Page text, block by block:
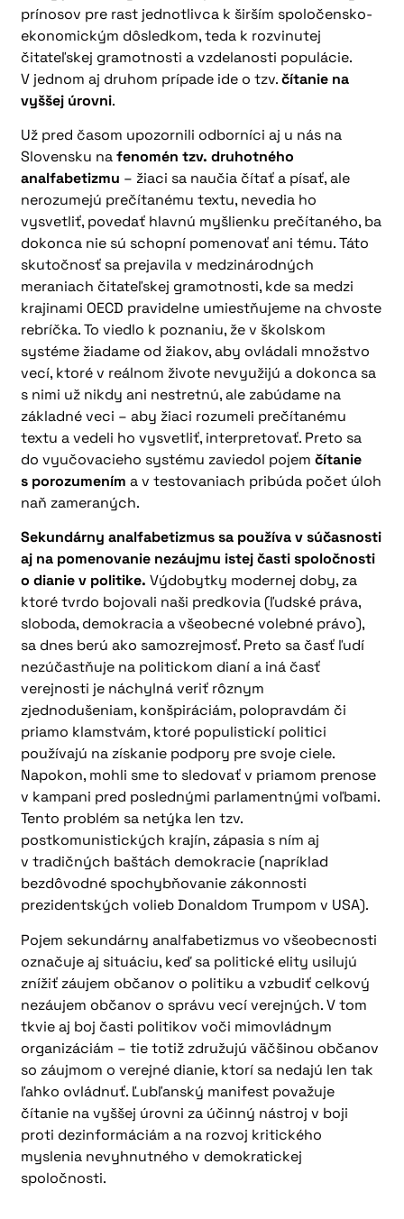
prínosov pre rast jednotlivca k širším spoločensko-
ekonomickým dôsledkom, teda k rozvinutej
čitateľskej gramotnosti a vzdelanosti populácie.
V jednom aj druhom prípade ide o tzv.čítanie na
vyššej úrovni.
Už pred časom upozornili odborníci aj u nás na
Slovensku nafenomén tzv. druhotného
analfabetizmu – žiaci sa naučia čítať a písať, ale
nerozumejú prečítanému textu, nevedia ho
vysvetliť, povedať hlavnú myšlienku prečítaného, ba
dokonca nie sú schopní pomenovať ani tému. Táto
skutočnosť sa prejavila v medzinárodných
meraniach čitateľskej gramotnosti, kde sa medzi
krajinami OECD pravidelne umiestňujeme na chvoste
rebríčka. To viedlo k poznaniu, že v školskom
systéme žiadame od žiakov, aby ovládali množstvo
vecí, ktoré v reálnom živote nevyužijú a dokonca sa
s nimi už nikdy ani nestretnú, ale zabúdame na
základné veci – aby žiaci rozumeli prečítanému
textu a vedeli ho vysvetliť, interpretovať. Preto sa
do vyučovacieho systému zaviedol pojemčítanie
s porozumením a v testovaniach pribúda počet úloh
naň zameraných.
Sekundárny analfabetizmus sa používa v súčasnosti
aj na pomenovanie nezáujmu istej časti spoločnosti
o dianie v politike.Výdobytky modernej doby, za
ktoré tvrdo bojovali naši predkovia (ľudské práva,
sloboda, demokracia a všeobecné volebné právo),
sa dnes berú ako samozrejmosť. Preto sa časť ľudí
nezúčastňuje na politickom dianí a iná časť
verejnosti je náchylná veriť rôznym
zjednodušeniam, konšpiráciám, polopravdám či
priamo klamstvám, ktoré populistickí politici
používajú na získanie podpory pre svoje ciele.
Napokon, mohli sme to sledovať v priamom prenose
v kampani pred poslednými parlamentnými voľbami.
Tento problém sa netýka len tzv.
postkomunistických krajín, zápasia s ním aj
v tradičných baštách demokracie (napríklad
bezdôvodné spochybňovanie zákonnosti
prezidentských volieb Donaldom Trumpom v USA).
Pojem sekundárny analfabetizmus vo všeobecnosti
označuje aj situáciu, keď sa politické elity usilujú
znížiť záujem občanov o politiku a vzbudiť celkový
nezáujem občanov o správu vecí verejných. V tom
tkvie aj boj časti politikov voči mimovládnym
organizáciám – tie totiž združujú väčšinou občanov
so záujmom o verejné dianie, ktorí sa nedajú len tak
ľahko ovládnuť. Ľubľanský manifest považuje
čítanie na vyššej úrovni za účinný nástroj v boji
proti dezinformáciám a na rozvoj kritického
myslenia nevyhnutného v demokratickej
spoločnosti.